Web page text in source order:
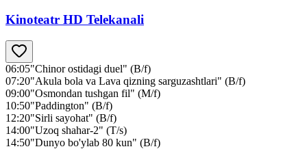
Kinoteatr HD Telekanali
06:05"Chinor ostidagi duel" (B/f)
07:20"Akula bola va Lava qizning sarguzashtlari" (B/f)
09:00"Osmondan tushgan fil" (M/f)
10:50"Paddington" (B/f)
12:20"Sirli sayohat" (B/f)
14:00"Uzoq shahar-2" (T/s)
14:50"Dunyo bo'ylab 80 kun" (B/f)